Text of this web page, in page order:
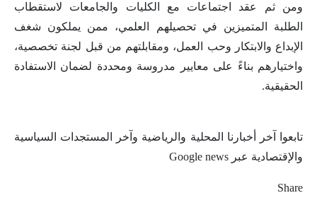
ومن ثم عقد اجتماعات مع الكليات والجامعات لاستقطاب
الطلبة المتميزين في تحصيلهم العلمي، ممن يملكون شغف
الإبداع والابتكار وحب العمل، ومقابلتهم من قبل لجنة تخصصية،
واختيارهم بناءً على معايير مدروسة ومحددة لضمان الاستفادة
الحقيقية.
تابعوا آخر أخبارنا المحلية والرياضية وآخر المستجدات السياسية
والإقتصادية عبر Google news
Share